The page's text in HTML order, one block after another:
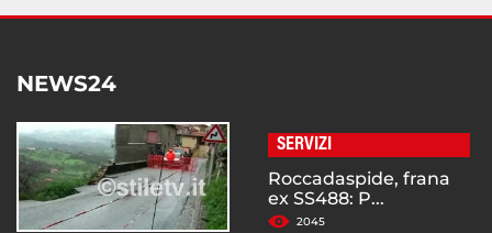
NEWS24
SERVIZI
Roccadaspide, frana
ex SS488: P...
2045